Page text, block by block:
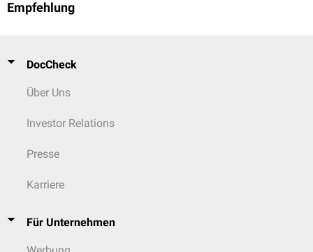
Empfehlung
DocCheck
Über Uns
Investor Relations
Presse
Karriere
Für Unternehmen